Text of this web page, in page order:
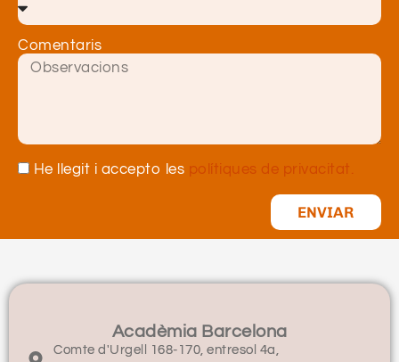
Comentaris
He llegit i accepto les polítiques de privacitat.
ENVIAR
Acadèmia Barcelona
Comte d'Urgell 168-170, entresol 4a,